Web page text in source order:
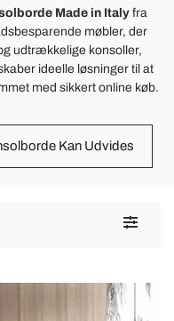
Made in Italy fra
møbler, der
udtrækkelige konsoller,
ideelle løsninger til at
med sikkert online køb.
Kan Udvides
Toggle